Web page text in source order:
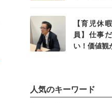
【育児休
員】仕事
い！価値観
人気のキーワード